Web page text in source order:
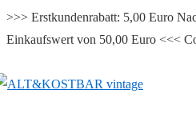
>>> Erstkundenrabatt: 5,00 Euro
Einkaufswert von 50,00 Euro <<<
Zum